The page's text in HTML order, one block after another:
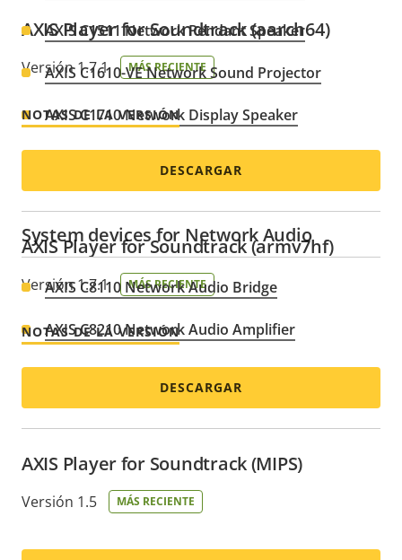
AXIS C1511 Network Pendant Speaker
AXIS C1610-VE Network Sound Projector
AXIS C1710 Network Display Speaker
System devices for Network Audio
AXIS C8110 Network Audio Bridge
AXIS C8210 Network Audio Amplifier
AXIS Player for Soundtrack (aarch64)
Versión 1.7.1 MÁS RECIENTE
NOTAS DE LA VERSIÓN
DESCARGAR
AXIS Player for Soundtrack (armv7hf)
Versión 1.7.1 MÁS RECIENTE
NOTAS DE LA VERSIÓN
DESCARGAR
AXIS Player for Soundtrack (MIPS)
Versión 1.5 MÁS RECIENTE